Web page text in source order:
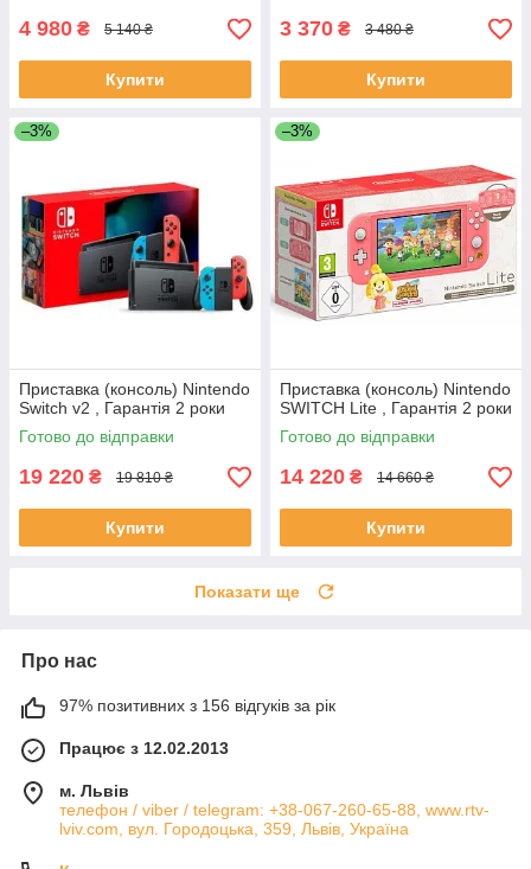
4 980 ₴ 5 140 ₴
Купити
3 370 ₴ 3 480 ₴
Купити
–3%
Приставка (консоль) Nintendo
Switch v2 , Гарантія 2 роки
Готово до відправки
19 220 ₴ 19 810 ₴
Купити
–3%
Приставка (консоль) Nintendo
SWITCH Lite , Гарантія 2 роки
Готово до відправки
14 220 ₴ 14 660 ₴
Купити
Показати ще
Про нас
97% позитивних з 156 відгуків за рік
Працює з 12.02.2013
м. Львів
телефон / viber / telegram: +38-067-260-65-88, www.rtv-
lviv.com, вул. Городоцька, 359, Львів, Україна